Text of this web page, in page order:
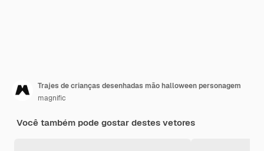
Trajes de crianças desenhadas mão halloween personagem
magnific
Você também pode gostar destes vetores